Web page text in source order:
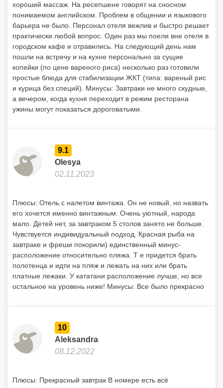
хороший массаж. На ресепшене говорят на сносном
понимаемом английском. Проблем в общении и языкового
барьера не было. Персонал отеля вежлив и быстро решает
практически любой вопрос. Один раз мы поели вне отеля в
городском кафе и отравились. На следующий день нам
пошли на встречу и на кухне персонально за сущие
копейки (по цене вареного риса) несколько раз готовили
простые блюда для стабилизации ЖКТ (типа: вареный рис
и курица без специй). Минусы: Завтраки не много скудные,
а вечером, когда кухня переходит в режим ресторана
ужины могут показаться дороговатыми.
9.1
Olesya
02.11.2023
Плюсы: Отель с налетом винтажа. Он не новый, но назвать
его хочется именно винтажным. Очень уютный, народа
мало. Детей нет, за завтраком 5 столов занято не больше.
Чувствуется индивидуальный подход. Красная рыба на
завтраке и фреши покорили) единственный минус-
расположение относительно пляжа. Т е придется брать
полотенца и идти на пляж и лежать на них или брать
платные лежаки. У кататани расположение лучше, но все
остальное на уровень ниже! Минусы: Все было прекрасно
10
Aleksandra
08.12.2022
Плюсы: Прекрасный завтрак В номере есть всё